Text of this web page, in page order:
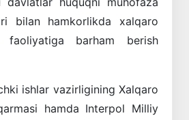
bilan hamkorlikda xalqaro
barham berish
ishlar vazirligining Xalqaro
hamda Interpol Milliy